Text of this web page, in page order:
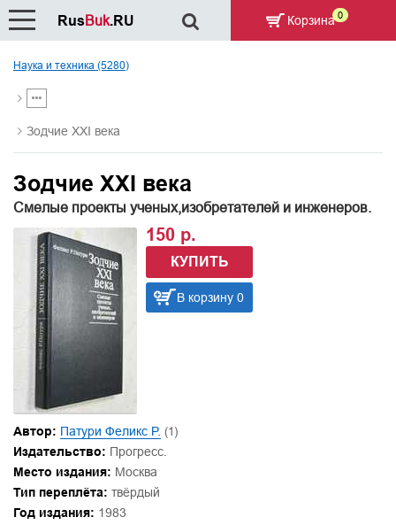
Наука и техника (5280)
Зодчие XXI века
Зодчие XXI века
Смелые проекты ученых,изобретателей и инженеров.
150 р.
КУПИТЬ
В корзину 0
Автор: Патури Феликс Р. (1)
Издательство: Прогресс.
Место издания: Москва
Тип переплёта: твёрдый
Год издания: 1983
RusBuk.RU Корзина 0